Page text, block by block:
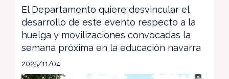
El Departamento quiere desvincular el
desarrollo de este evento respecto a la
huelga y movilizaciones convocadas la
semana próxima en la educación navarra
2025/11/04